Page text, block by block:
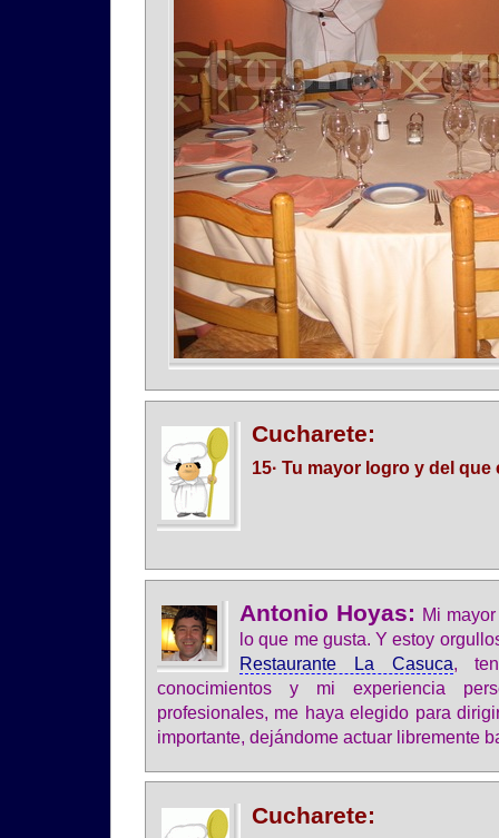
Cucharete:
15· Tu mayor logro y del
Antonio Hoyas: Mi
lo que me gusta. Y estoy
Restaurante La Casuca,
conocimientos y mi experiencia
profesionales, me haya elegido para
importante, dejándome actuar libremente
Cucharete: